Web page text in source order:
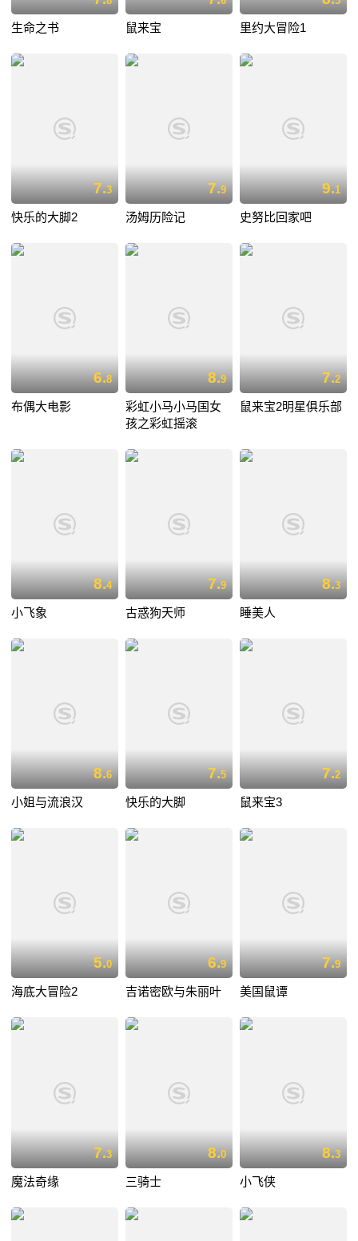
生命之书 鼠来宝 里约大冒险1
7.3
快乐的大脚2
7.9
汤姆历险记
9.1
史努比回家吧
6.8
布偶大电影
8.9
彩虹小马小马国女
孩之彩虹摇滚
7.2
鼠来宝2明星俱乐部
8.4
小飞象
7.9
古惑狗天师
8.3
睡美人
8.6
小姐与流浪汉
7.5
快乐的大脚
7.2
鼠来宝3
5.0
海底大冒险2
6.9
吉诺密欧与朱丽叶
7.9
美国鼠谭
7.3
魔法奇缘
8.0
三骑士
8.3
小飞侠